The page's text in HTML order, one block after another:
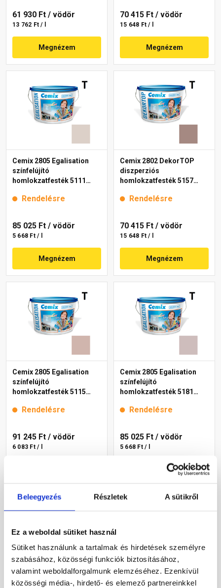
Beleegyezés Részletek A sütikről
Ez a weboldal sütiket használ
Sütiket használunk a tartalmak és hirdetések személyre
szabásához, közösségi funkciók biztosításához,
valamint weboldalforgalmunk elemzéséhez. Ezenkívül
közösségi média-, hirdető- és elemező partnereinkkel
61 930 Ft / vödör
13 762 Ft / l
Megnézem
70 415 Ft / vödör
15 648 Ft / l
Megnézem
Cemix 2805 Egalisation
színfelújító
homlokzatfesték 5111
Rendelésre
85 025 Ft / vödör
5 668 Ft / l
Megnézem
Cemix 2802 DekorTOP
diszperziós
homlokzatfesték 5157
Rendelésre
70 415 Ft / vödör
15 648 Ft / l
Megnézem
Cemix 2805 Egalisation
színfelújító
homlokzatfesték 5115
Rendelésre
91 245 Ft / vödör
6 083 Ft / l
Cemix 2805 Egalisation
színfelújító
homlokzatfesték 5181
Rendelésre
85 025 Ft / vödör
5 668 Ft / l
Megnézem
Cemix 2802 DekorTOP Cemix 2802 DekorTOP